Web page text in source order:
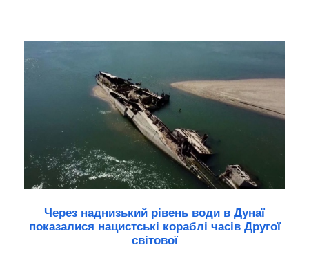
Через наднизький рівень води в Дунаї
показалися нацистські кораблі часів Другої
світової